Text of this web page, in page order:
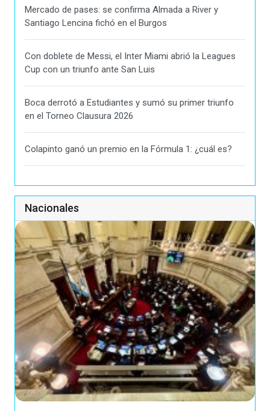
Mercado de pases: se confirma Almada a River y
Santiago Lencina fichó en el Burgos
Con doblete de Messi, el Inter Miami abrió la Leagues
Cup con un triunfo ante San Luis
Boca derrotó a Estudiantes y sumó su primer triunfo
en el Torneo Clausura 2026
Colapinto ganó un premio en la Fórmula 1: ¿cuál es?
Nacionales